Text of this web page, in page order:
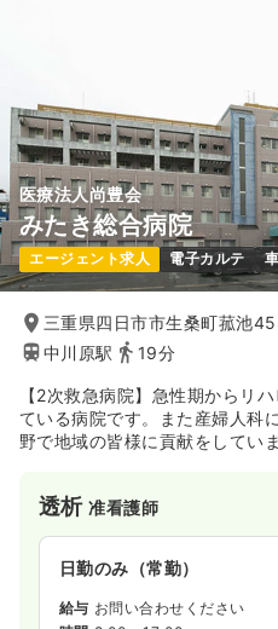
気になる
医療法人尚豊会
みたき総合病院
エージェント求人 電子カルテ
三重県四日市市生桑町菰池
中川原駅
19分
【2次救急病院】急性期からリ
ている病院です。また産婦人科
野で地域の皆様に貢献をしていま
透析准看護師
日勤のみ（常勤）
給与 お問い合わせください